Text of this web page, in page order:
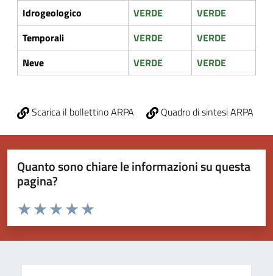
Idrogeologico
VERDE
VERDE
Temporali
VERDE
VERDE
Neve
VERDE VERDE
Scarica il bollettino ARPA Quadro di sintesi ARPA
Quanto sono chiare le informazioni su questa
pagina?
Valuta da 1 a 5 stelle la pagina
Valuta 5 stelle su 5
Valuta 4 stelle su 5
Valuta 3 stelle su 5
Valuta 2 stelle su 5
Valuta 1 stelle su 5